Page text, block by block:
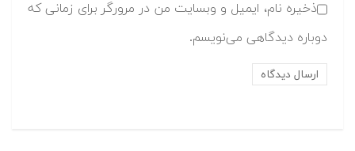
ذخیره نام، ایمیل و وبسایت من در مرورگر برای زمانی که
دوباره دیدگاهی می‌نویسم.